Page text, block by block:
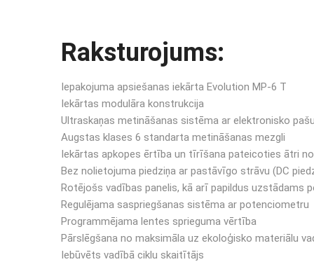
Raksturojums:
Iepakojuma apsiešanas iekārta Evolution MP-6 T
Iekārtas modulāra konstrukcija
Ultraskaņas metināšanas sistēma ar elektronisko
Augstas klases 6 standarta metināšanas mezgli
Iekārtas apkopes ērtība un tīrīšana pateicoties ātri
Bez nolietojuma piedziņa ar pastāvīgo strāvu (DC
Rotējošs vadības panelis, kā arī papildus uzstādams
Regulējama saspriegšanas sistēma ar potenciometru
Programmējama lentes sprieguma vērtība
Pārslēgšana no maksimāla uz ekoloģisko materiālu
Iebūvēts vadībā ciklu skaitītājs